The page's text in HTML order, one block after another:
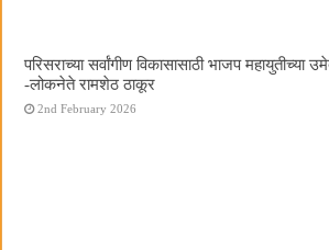
परिसराच्या सर्वांगीण विकासासाठी भाजप महायुतीच्या
-लोकनेते रामशेठ ठाकूर
2nd February 2026